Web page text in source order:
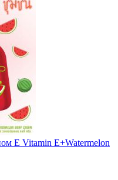
Е Vitamin E+Watermelon